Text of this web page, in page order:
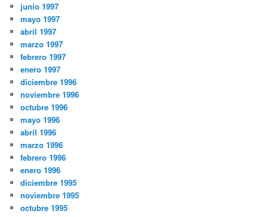
junio 1997
mayo 1997
abril 1997
marzo 1997
febrero 1997
enero 1997
diciembre 1996
noviembre 1996
octubre 1996
mayo 1996
abril 1996
marzo 1996
febrero 1996
enero 1996
diciembre 1995
noviembre 1995
octubre 1995